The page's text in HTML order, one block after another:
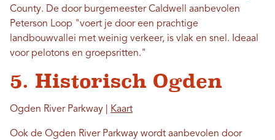
County. De door burgemeester Caldwell aanbevolen
Peterson Loop "voert je door een prachtige
landbouwvallei met weinig verkeer, is vlak en snel. Ideaal
voor pelotons en groepsritten."
5. Historisch Ogden
Ogden River Parkway | Kaart
Ook de Ogden River Parkway wordt aanbevolen door